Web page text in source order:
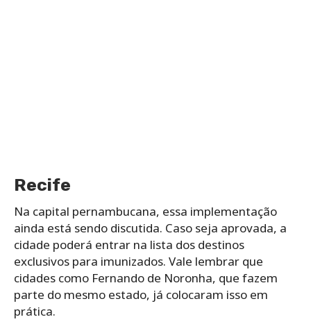
Recife
Na capital pernambucana, essa implementação
ainda está sendo discutida. Caso seja aprovada, a
cidade poderá entrar na lista dos destinos
exclusivos para imunizados. Vale lembrar que
cidades como Fernando de Noronha, que fazem
parte do mesmo estado, já colocaram isso em
prática.